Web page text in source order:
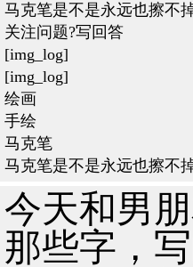
马克笔是不是永远也擦不
关注问题?写回答
[img_log]
[img_log]
绘画
手绘
马克笔
马克笔是不是永远也擦不
今天和男
那些字，